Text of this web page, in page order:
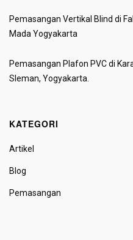
Pemasangan Vertikal Blind di
Mada Yogyakarta
Pemasangan Plafon PVC di
Sleman, Yogyakarta.
KATEGORI
Artikel
Blog
Pemasangan